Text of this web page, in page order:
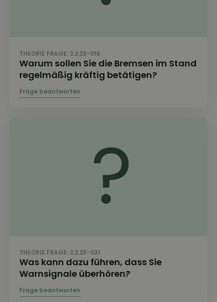
THEORIE FRAGE: 2.2.23-016
Warum sollen Sie die Bremsen im Stand
regelmäßig kräftig betätigen?
THEORIE FRAGE: 2.2.23-031
Was kann dazu führen, dass Sie
Warnsignale überhören?